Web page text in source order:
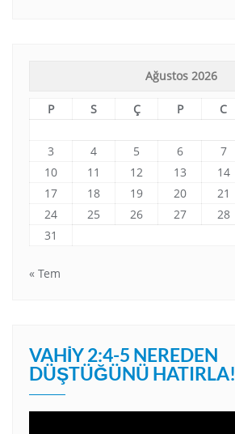
Ağustos 2026
P S Ç P C
3
4 5 6 7
10
11 12 13 14
17
18 19 20 21
24
25 26 27 28
31
« Tem
VAHIY 2:4-5 NEREDEN
DÜŞTÜĞÜNÜ HATIRLA!